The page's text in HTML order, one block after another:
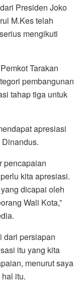
Presiden Joko
M.Kes telah
mengikuti
Tarakan
pembangunan
tahap tiga untuk
apresiasi
pencapaian
kita apresiasi.
dicapai oleh
Wali Kota,”
dari persiapan
itu yang kita
menurut saya
itu.